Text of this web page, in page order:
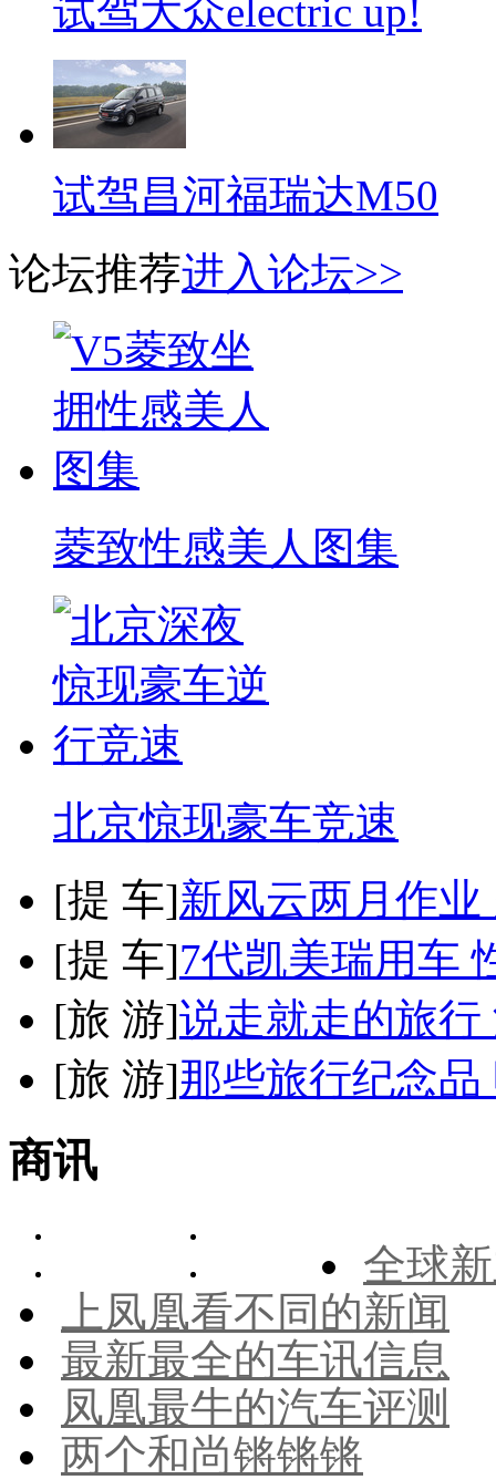
试驾大众electric up!
试驾昌河福瑞达M50
论坛推荐进入论坛>>
菱致性感美人图集
北京惊现豪车竞速
[提 车]新风云两月作
[提 车]7代凯美瑞用车
[旅 游]说走就走的旅
[旅 游]那些旅行纪念
商讯
全球
上凤凰看不同的新闻
最新最全的车讯信息
凤凰最牛的汽车评测
两个和尚锵锵锵